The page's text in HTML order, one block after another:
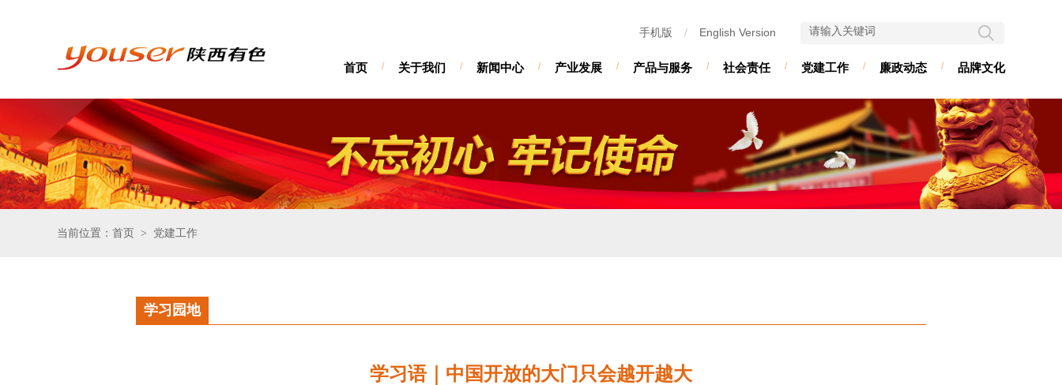
手机版 / English Version
首页 / 关于我们 / 新闻中心 / 产业发展 / 产品与服务 / 社会责任 / 党建工作 / 廉政动态 / 品牌文化
当前位置：首页 > 党建工作
学习园地
学习语｜中国开放的大门只会越开越大